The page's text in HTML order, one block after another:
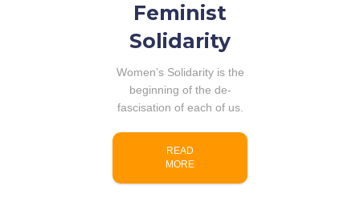
Feminist
Solidarity
Women’s Solidarity is the
beginning of the de-
fascisation of each of us.
READ
MORE